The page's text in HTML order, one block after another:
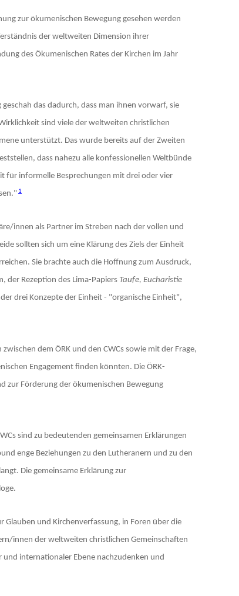
zur ökumenischen Bewegung gesehen werden
der weltweiten Dimension ihrer
des Ökumenischen Rates der Kirchen im Jahr
das dadurch, dass man ihnen vorwarf, sie
sind viele der weltweiten christlichen
unterstützt. Das wurde bereits auf der Zweiten
dass nahezu alle konfessionellen Weltbünde
für informelle Besprechungen mit drei oder vier
1
innen als Partner im Streben nach der vollen und
sollten sich um eine Klärung des Ziels der Einheit
Sie brachte auch die Hoffnung zum Ausdruck,
der Rezeption des Lima-Papiers Taufe, Eucharistie
drei Konzepte der Einheit - "organische Einheit",
dem ÖRK und den CWCs sowie mit der Frage,
Engagement finden könnten. Die ÖRK-
zur Förderung der ökumenischen Bewegung
sind zu bedeutenden gemeinsamen Erklärungen
enge Beziehungen zu den Lutheranern und zu den
Die gemeinsame Erklärung zur
und Kirchenverfassung, in Foren über die
innen der weltweiten christlichen Gemeinschaften
internationaler Ebene nachzudenken und